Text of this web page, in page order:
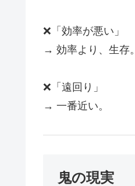
❌「効率が悪い」
→ 効率より、生存。
❌「遠回り」
→ 一番近い。
鬼の現実